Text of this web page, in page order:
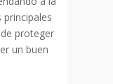
principales
proteger
un buen